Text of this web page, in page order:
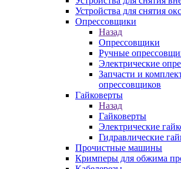
Устройства для снятия
Опрессовщики
Назад
Опрессовщики
Ручные
Электрические
Запчасти и
опрессовщиков
Гайковерты
Назад
Гайковерты
Электрические
Гидравлические
Прочистные машины
Кримперы для обжима